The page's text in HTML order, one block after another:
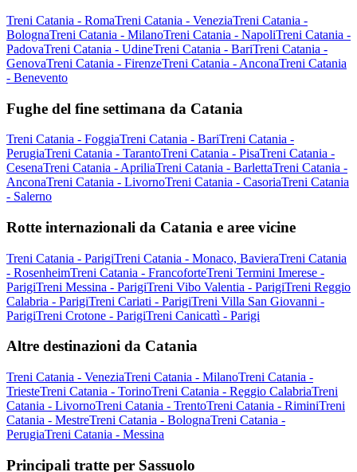
Treni Catania - RomaTreni Catania - VeneziaTreni Catania -
BolognaTreni Catania - MilanoTreni Catania - NapoliTreni Catania -
PadovaTreni Catania - UdineTreni Catania - BariTreni Catania -
GenovaTreni Catania - FirenzeTreni Catania - AnconaTreni Catania
- Benevento
Fughe del fine settimana da Catania
Treni Catania - FoggiaTreni Catania - BariTreni Catania -
PerugiaTreni Catania - TarantoTreni Catania - PisaTreni Catania -
CesenaTreni Catania - ApriliaTreni Catania - BarlettaTreni Catania -
AnconaTreni Catania - LivornoTreni Catania - CasoriaTreni Catania
- Salerno
Rotte internazionali da Catania e aree vicine
Treni Catania - ParigiTreni Catania - Monaco, BavieraTreni Catania
- RosenheimTreni Catania - FrancoforteTreni Termini Imerese -
ParigiTreni Messina - ParigiTreni Vibo Valentia - ParigiTreni Reggio
Calabria - ParigiTreni Cariati - ParigiTreni Villa San Giovanni -
ParigiTreni Crotone - ParigiTreni Canicattì - Parigi
Altre destinazioni da Catania
Treni Catania - VeneziaTreni Catania - MilanoTreni Catania -
TriesteTreni Catania - TorinoTreni Catania - Reggio CalabriaTreni
Catania - LivornoTreni Catania - TrentoTreni Catania - RiminiTreni
Catania - MestreTreni Catania - BolognaTreni Catania -
PerugiaTreni Catania - Messina
Principali tratte per Sassuolo